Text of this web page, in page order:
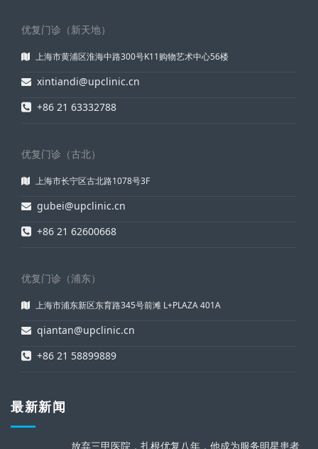
优复门诊（新天地）
上海市黄浦区淮海中路300号K11购物艺术中心56楼
xintiandi@upclinic.cn
+86 21 63332788
优复门诊（古北）
上海市长宁区古北路1078号3F
gubei@upclinic.cn
+86 21 62600668
优复门诊（浦东）
上海市浦东新区东育路345号前滩 L+PLAZA 401A
qiantan@upclinic.cn
+86 21 58899889
最新新闻
放弃三甲医院，扎根优复八年，他成为服务明星患者